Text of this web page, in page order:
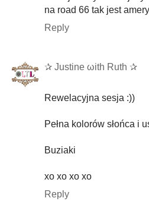
na road 66 tak jest
Reply
✰ Justine ωith Ruth ✰
Rewelacyjna sesja :))
Pełna kolorów słońca i
Buziaki
xo xo xo xo
Reply